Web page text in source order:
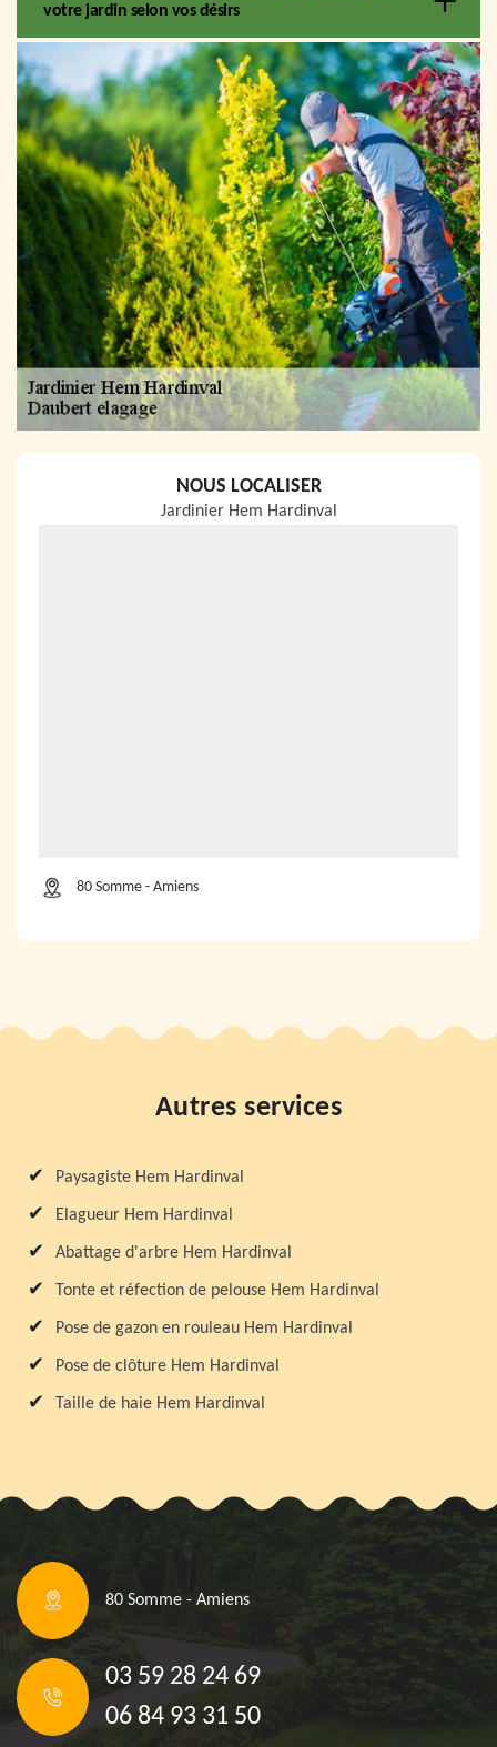
votre jardin selon vos désirs
NOUS LOCALISER
Jardinier Hem Hardinval
80 Somme - Amiens
Autres services
Paysagiste Hem Hardinval
Elagueur Hem Hardinval
Abattage d'arbre Hem Hardinval
Tonte et réfection de pelouse Hem Hardinval
Pose de gazon en rouleau Hem Hardinval
Pose de clôture Hem Hardinval
Taille de haie Hem Hardinval
80 Somme - Amiens
03 59 28 24 69
06 84 93 31 50